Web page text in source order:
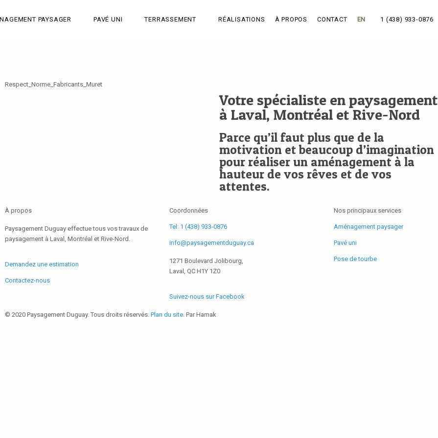
PAYSAGER PAVÉ UNI TERRASSEMENT RÉALISATIONS À PROPOS CONTACT 1 (438) 933-0876
EN
Respect_Norme_Fabricants_Muret
Votre spécialiste en paysagement
à Laval, Montréal et Rive-Nord
Parce qu’il faut plus que de la
motivation et beaucoup d’imagination
pour réaliser un aménagement à la
hauteur de vos rêves et de vos
attentes.
À propos
Paysagement Duguay effectue tous vos travaux de
paysagement à Laval, Montréal et Rive-Nord.
Demandez une estimation
Contactez-nous
Coordonnées
Tel: 1 (438) 933-0876
info@paysagementduguay.ca
1271 Boulevard Jolibourg,
Laval, QC H1Y 1Z0
Suivez-nous sur Facebook
Nos principaux services
Aménagement paysager
Pavé uni
Pose de tourbe
© 2020 Paysagement Duguay. Tous droits réservés. Plan du site. Par Hamak